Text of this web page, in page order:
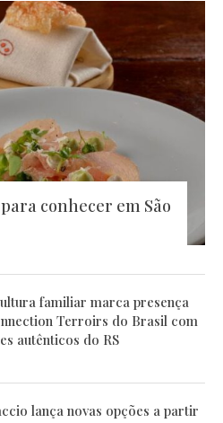
conhecer em São
familiar marca presença
Terroirs do Brasil com
autênticos do RS
lança novas opções a partir